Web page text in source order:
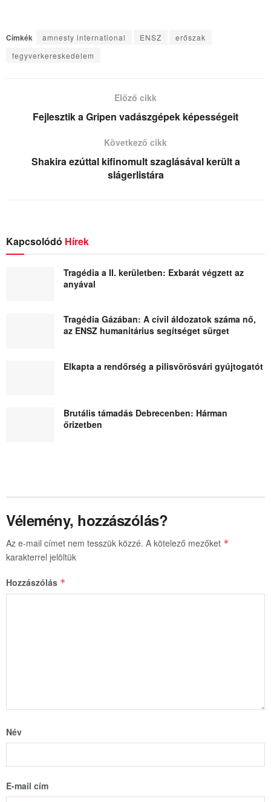
Címkék amnesty international ENSZ
erőszak
fegyverkereskedelem
Előző cikk
Fejlesztik a Gripen vadászgépek képességeit
Következő cikk
Shakira ezúttal kifinomult szaglásával került a
slágerlistára
Kapcsolódó Hírek
Tragédia a II. kerületben: Exbarát végzett az
anyával
Tragédia Gázában: A civil áldozatok száma nő,
az ENSZ humanitárius segítséget sürget
Elkapta a rendőrség a pilisvörösvári gyújtogatót
Brutális támadás Debrecenben: Hárman
őrizetben
Vélemény, hozzászólás?
Az e-mail címet nem tesszük közzé. A kötelező mezőket *
karakterrel jelöltük
Hozzászólás *
Név
E-mail cím